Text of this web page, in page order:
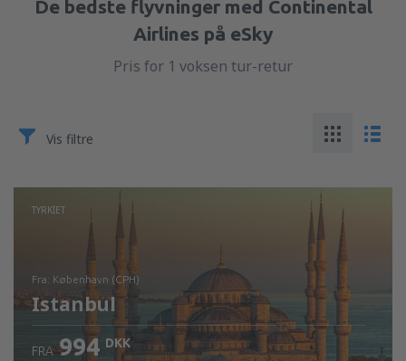
De bedste flyvninger med Continental
Airlines på eSky
Pris for 1 voksen tur-retur
Vis filtre
TYRKIET
fra: København (CPH)
Istanbul
FRA 994 DKK